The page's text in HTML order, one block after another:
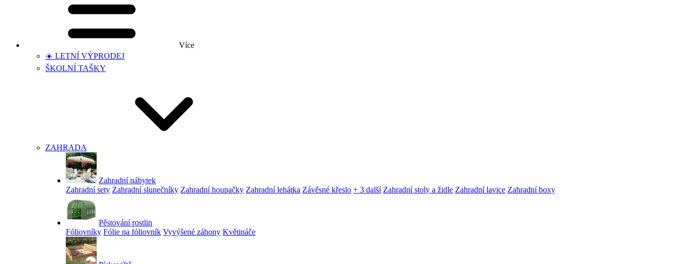
Více
☀️ LETNÍ VÝPRODEJ
ŠKOLNÍ TAŠKY
ZAHRADA
Zahradní nábytek
Zahradní sety Zahradní slunečníky Zahradní houpačky Zahradní lehátka Závěsné křeslo + 3 další Zahradní stoly a židle Zahradní lavice Zahradní boxy
Pěstování rostlin
Fóliovníky Fólie na fóliovník Vyvýšené záhony Květináče